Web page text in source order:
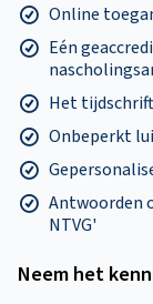
Online
Eén
Het tijdschrift
Onbeperkt
Antwoorden
NTVG'
Neem het